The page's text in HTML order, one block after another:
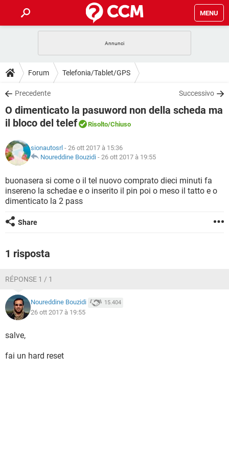
MENU
INTRATTENIMENTO ANDROID
iOS
INSTAGRAM WHATSAPP
TIKTOK FACEBOOK
HARDWARE
GUIDE
COVID-19 GAMING
iOS
TIKTOK FACEBOOK
DOWNLOAD
COVID-19 GAMING
INTRATTENIMENTO ANDROID
iOS
INSTAGRAM
TIKTOK FACEBOOK
HARDWARE
FORUM
INTRATTENIMENTO ANDROID
INSTAGRAM WHATSAPP
HARDWARE
GLOSSARIO
COVID-19
INTRATTENIMENTO ANDROID
iOS
INSTAGRAM
HARDWARE
Forum Telefonia/Tablet/GPS
Precedente Successivo
O dimenticato la pasuword non della scheda ma
il bloco del telef
Risolto/Chiuso
sionautosrl - 26 ott 2017 à 15:36
Noureddine Bouzidi - 26 ott 2017 à 19:55
buonasera si come o il tel nuovo comprato dieci minuti fa
insereno la schedae e o inserito il pin poi o meso il tatto e o
dimenticato la 2 pass
Share
1 risposta
RÉPONSE 1 / 1
Noureddine Bouzidi 15.404
26 ott 2017 à 19:55
salve,
fai un hard reset